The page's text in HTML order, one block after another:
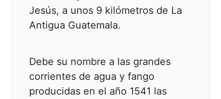
Jesús, a unos 9 kilómetros de La
Antigua Guatemala.
Debe su nombre a las grandes
corrientes de agua y fango
producidas en el año 1541 las